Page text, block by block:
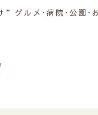
グルメ･病院･公園･